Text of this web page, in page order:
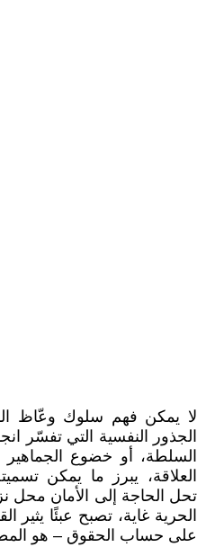
لا يمكن فهم سلوك وعّاظ
الجذور النفسية التي تفسّر
السلطة، أو خضوع
العلاقة، يبرز ما يمكن
تحل الحاجة إلى الأمان محل
الحرية غاية، تصبح عبئًا يثير
على حساب الحقوق – هو